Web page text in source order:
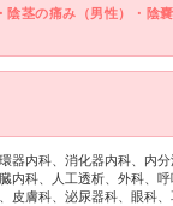
茎の痛み（男性）・陰嚢
器内科、消化器内科、内
内科、人工透析、外科、呼
皮膚科、泌尿器科、眼科